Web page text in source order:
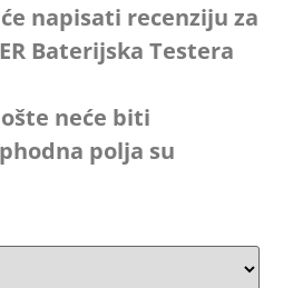
napisati recenziju za
Baterijska Testera
neće biti
polja su